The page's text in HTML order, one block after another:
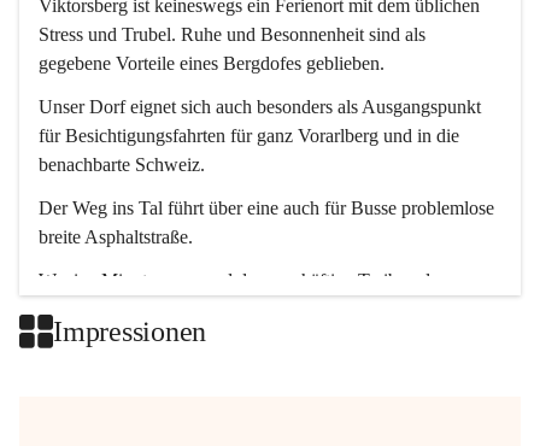
Viktorsberg ist keineswegs ein Ferienort mit dem üblichen
Stress und Trubel. Ruhe und Besonnenheit sind als
gegebene Vorteile eines Bergdofes geblieben.
Unser Dorf eignet sich auch besonders als Ausgangspunkt
für Besichtigungsfahrten für ganz Vorarlberg und in die
benachbarte Schweiz.
Der Weg ins Tal führt über eine auch für Busse problemlose
breite Asphaltstraße.
Wenige Minuten nur, und das geschäftige Treiben der
Impressionen